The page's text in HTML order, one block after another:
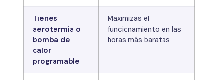
Tienes
aerotermia o
bomba de
calor
programable
Maximizas el
funcionamiento en las
horas más baratas